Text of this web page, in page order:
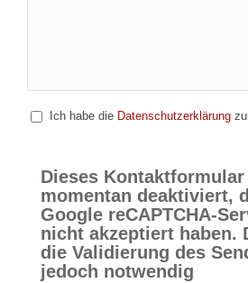
Ich habe die Datenschutzerklärung
Dieses
momentan deaktiviert,
Google reCAPTCHA-
nicht akzeptiert haben.
die Validierung des
jedoch notwendig